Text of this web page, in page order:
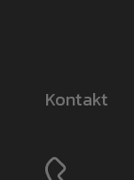
Kontakt